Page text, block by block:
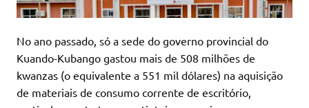
No ano passado, só a sede do governo provincial do
Kuando-Kubango gastou mais de 508 milhões de
kwanzas (o equivalente a 551 mil dólares) na aquisição
de materiais de consumo corrente de escritório,